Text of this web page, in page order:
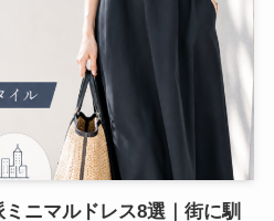
ニマルドレス8選｜街に馴